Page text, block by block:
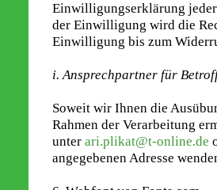
Einwilligungserklärung
der Einwilligung wird die
Einwilligung bis zum
i. Ansprechpartner für
Soweit wir Ihnen die
Rahmen der Verarbeitung
unter ari.plikat@t-online.de
angegebenen Adresse